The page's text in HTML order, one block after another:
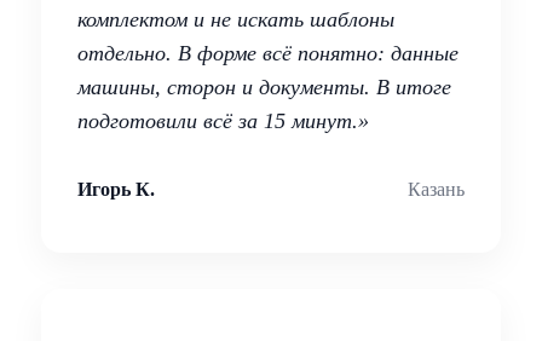
комплектом и не искать шаблоны
отдельно. В форме всё понятно: данные
машины, сторон и документы. В итоге
подготовили всё за 15 минут.»
Игорь К. Казань